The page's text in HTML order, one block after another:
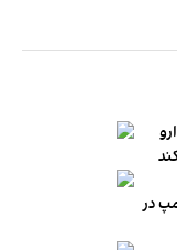
در